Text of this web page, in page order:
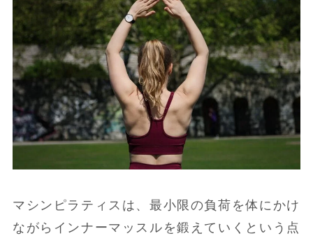
マシンピラティスは、最小限の負荷を体にかけ
ながらインナーマッスルを鍛えていくという点